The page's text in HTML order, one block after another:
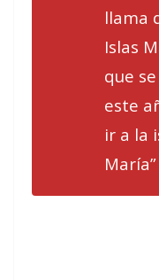
llama
Islas
que
este
ir a la
María”